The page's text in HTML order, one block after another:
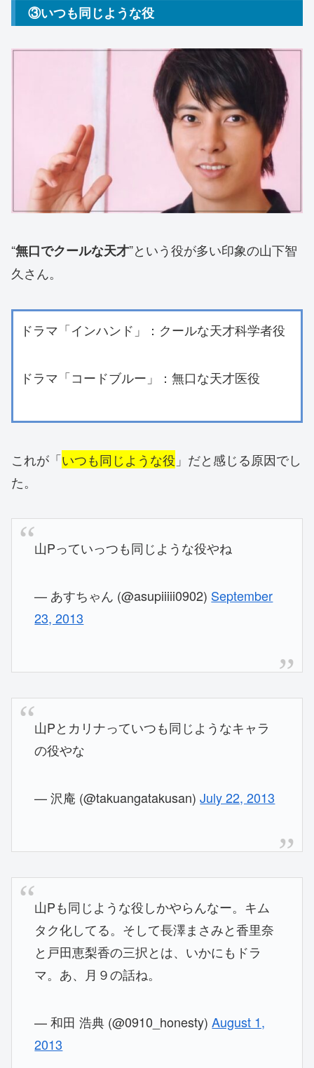
③いつも同じような役
“無口でクールな天才”という役が多い印象の山下智
久さん。
ドラマ「インハンド」：クールな天才科学者役
ドラマ「コードブルー」：無口な天才医役
これが「いつも同じような役 」だと感じる原因でし
た。
山Pっていっつも同じような役やね
— あすちゃん (@asupiiiii0902) September
23, 2013
山Pとカリナっていつも同じようなキャラ
の役やな
— 沢庵 (@takuangatakusan)July 22, 2013
山Pも同じような役しかやらんなー。キム
タク化してる。そして長澤まさみと香里奈
と戸田恵梨香の三択とは、いかにもドラ
マ。あ、月９の話ね。
— 和田 浩典 (@0910_honesty)August 1,
2013